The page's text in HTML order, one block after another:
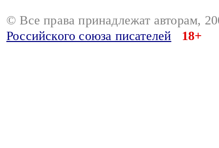
© Все права принадлежат авторам,
Российского союза писателей
18+